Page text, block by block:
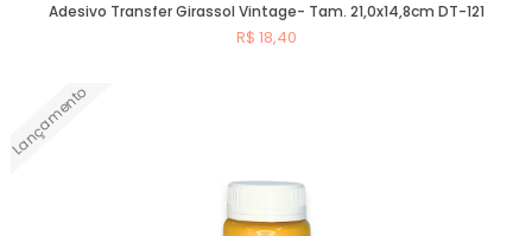
Adesivo Transfer Girassol Vintage- Tam. 21,0x14,8cm DT-121
R$ 18,40
Lançamento